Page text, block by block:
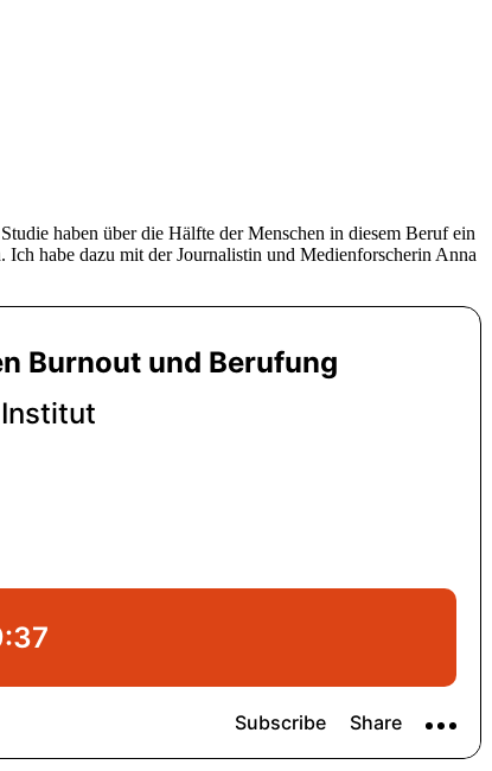
haben über die Hälfte der Menschen in diesem Beruf ein
Ich habe dazu mit der Journalistin und Medienforscherin Anna